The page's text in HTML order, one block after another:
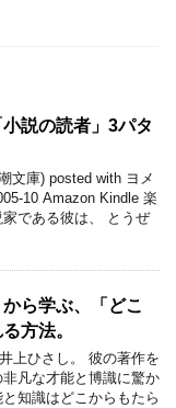
説の読者」3パタ
文庫) posted with ヨメ
10 Amazon Kindle 楽
である彼は、 とうぜ
ら学ぶ、「どこ
方法。
上ひさし。 彼の著作を
凡な才能と博識に驚か
知識はどこからもたら